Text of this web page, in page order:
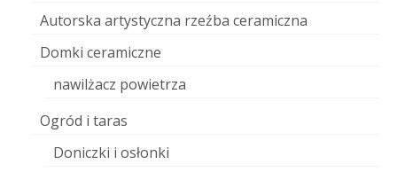
Autorska artystyczna rzeźba ceramiczna
Domki ceramiczne
nawilżacz powietrza
Ogród i taras
Doniczki i osłonki